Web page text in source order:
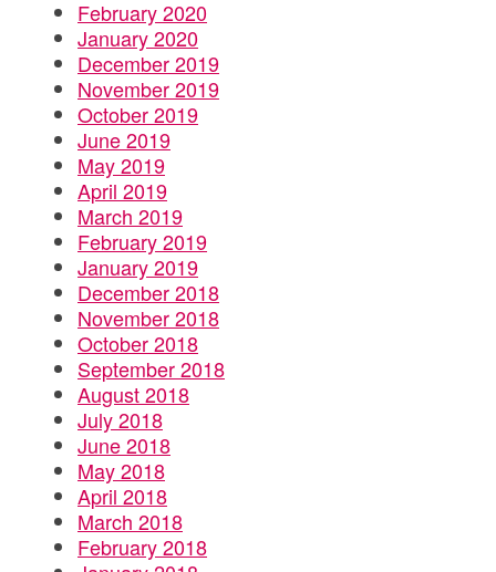
February 2020
January 2020
December 2019
November 2019
October 2019
June 2019
May 2019
April 2019
March 2019
February 2019
January 2019
December 2018
November 2018
October 2018
September 2018
August 2018
July 2018
June 2018
May 2018
April 2018
March 2018
February 2018